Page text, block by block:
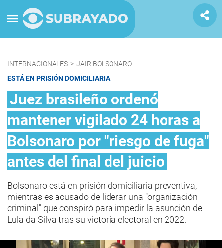
INTERNACIONALES > JAIR BOLSONARO
ESTÁ EN PRISIÓN DOMICILIARIA
Juez brasileño ordenó
mantener vigilado 24 horas a
Bolsonaro por "riesgo de fuga"
antes del final del juicio
Bolsonaro está en prisión domiciliaria preventiva,
mientras es acusado de liderar una "organización
criminal" que conspiró para impedir la asunción de
Lula da Silva tras su victoria electoral en 2022.